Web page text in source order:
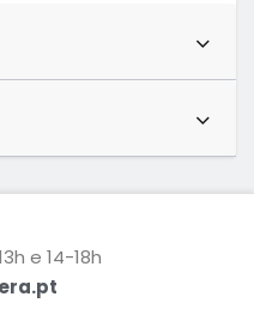
e 14-18h